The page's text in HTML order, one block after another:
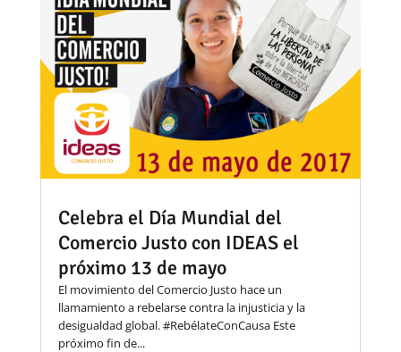
Celebra el Día Mundial del
Comercio Justo con IDEAS el
próximo 13 de mayo
El movimiento del Comercio Justo hace un
llamamiento a rebelarse contra la injusticia y la
desigualdad global. #RebélateConCausa Este
próximo fin de...